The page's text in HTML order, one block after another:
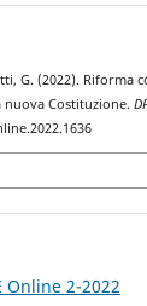
G. (2022). Riforma
Costituzione.
Online 2-2022